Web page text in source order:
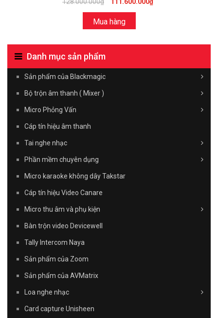
128.000.000₫ 111.600.000₫
Mua hàng
Danh mục sản phẩm
Sản phẩm của Blackmagic
Bộ trộn âm thanh ( Mixer )
Micro Phỏng Vấn
Cáp tín hiệu âm thanh
Tai nghe nhạc
Phần mềm chuyên dụng
Micro karaoke không dây Takstar
Cáp tín hiệu Video Canare
Micro thu âm và phụ kiện
Bàn trộn video Devicewell
Tally Intercom Naya
Sản phẩm của Zoom
Sản phẩm của AVMatrix
Loa nghe nhạc
Card capture Unisheen